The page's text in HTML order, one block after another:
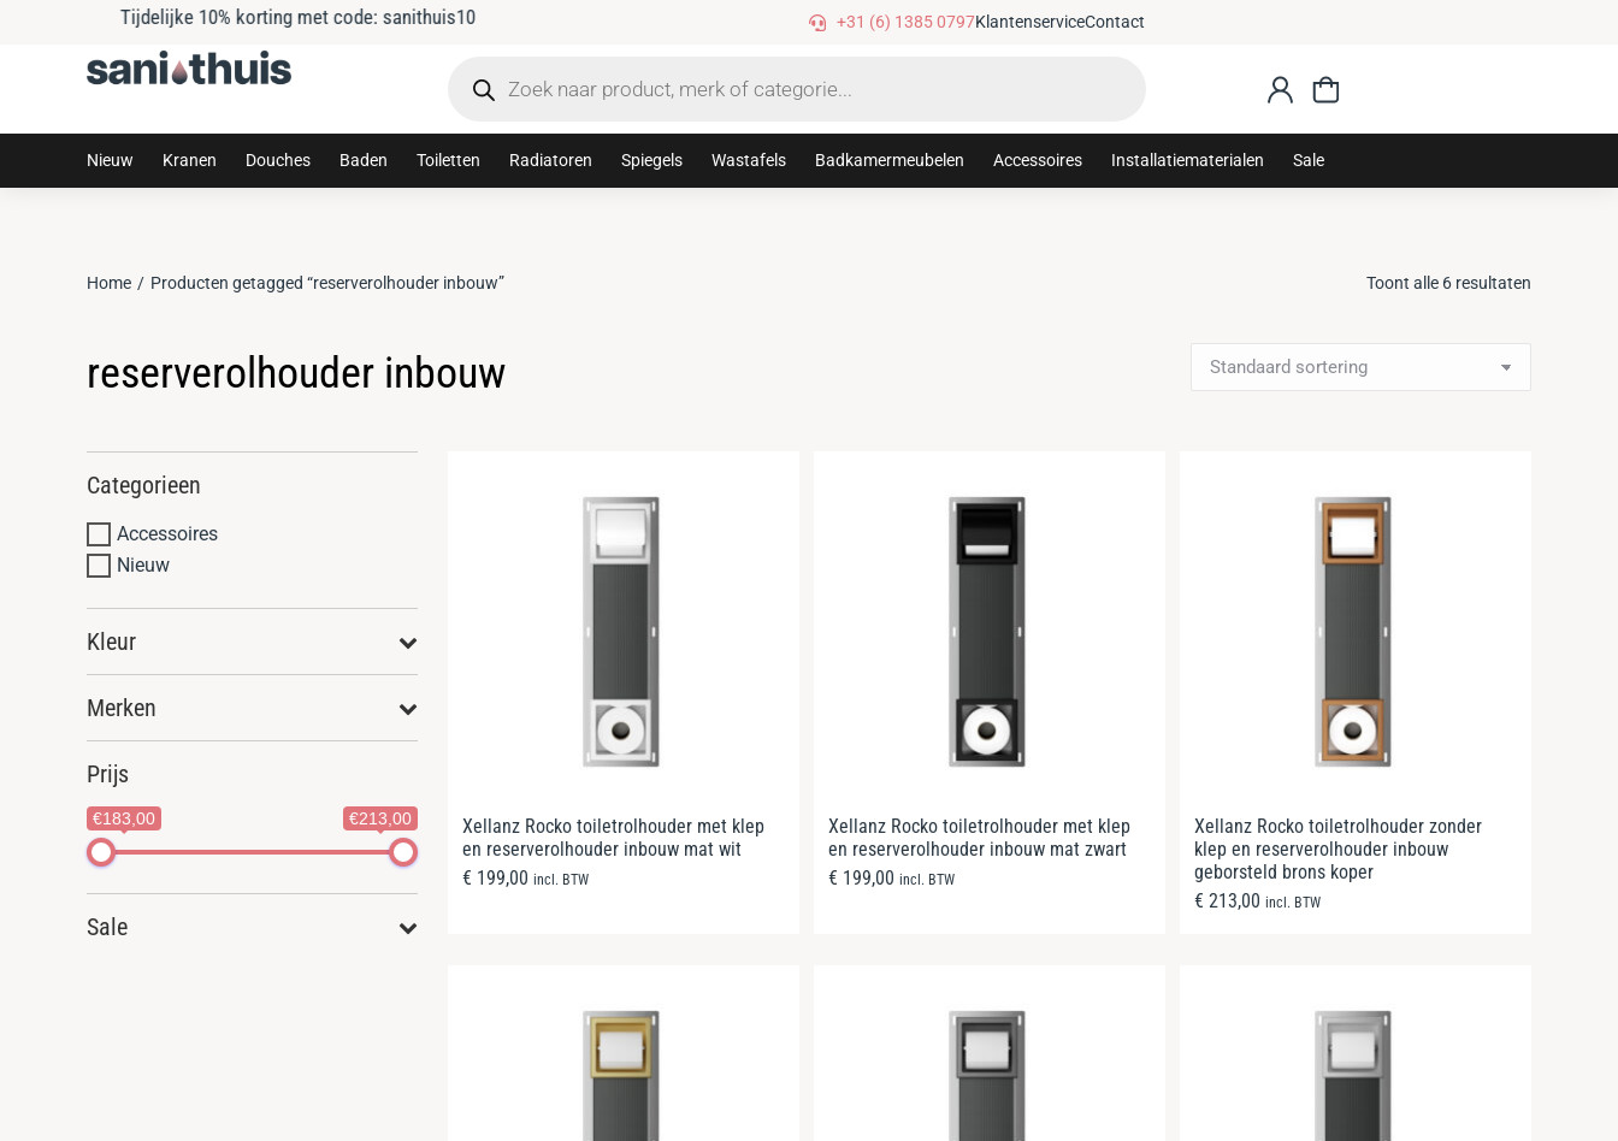
Tijdelijke 10% korting met code: sanithuis10 Gratis verzending vanaf €75,-
+31 (6) 1385 0797KlantenserviceContact
Nieuw Kranen Douches Baden Toiletten Radiatoren Spiegels Wastafels Badkamermeubelen Accessoires Installatiematerialen Sale
Je bent hier:
Home Producten getagged “reserverolhouder inbouw” Toont alle 6 resultaten
reserverolhouder inbouw
Categorieen
Accessoires
Nieuw
Kleur
Merken
Prijs
€183,00 €213,00
Sale
Xellanz Rocko toiletrolhouder met klep
en reserverolhouder inbouw mat wit
€ 199,00 incl. BTW
Xellanz Rocko toiletrolhouder met klep
en reserverolhouder inbouw mat zwart
€ 199,00 incl. BTW
Xellanz Rocko toiletrolhouder zonder
klep en reserverolhouder inbouw
geborsteld brons koper
€ 213,00 incl. BTW